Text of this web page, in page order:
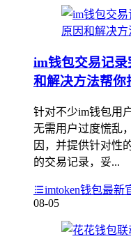
im钱包交易记录
和解决方法帮你
针对不少im钱包用
无需用户过度慌乱
因，并提供针对性
的交易记录，妥...
imtoken钱包最新
08-05